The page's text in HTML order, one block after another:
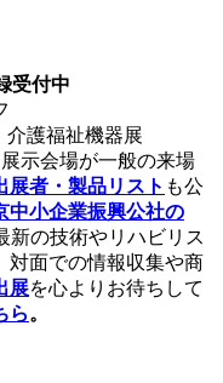
受付中
介護福祉機器展
示会場が一般の来場
展者・製品リスト も公
中小企業振興公社の
新の技術やリハビリス
対面での情報収集や商
展を心よりお待ちして
ら。